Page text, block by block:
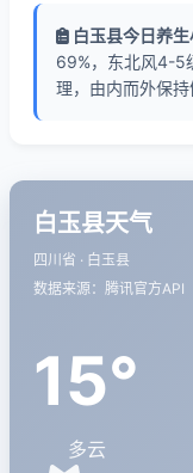
白玉县今日养生
69%，东北风4-5
理，由内而外保持
白玉县天气
四川省 · 白玉县
数据来源：腾讯官方API
15°
多云